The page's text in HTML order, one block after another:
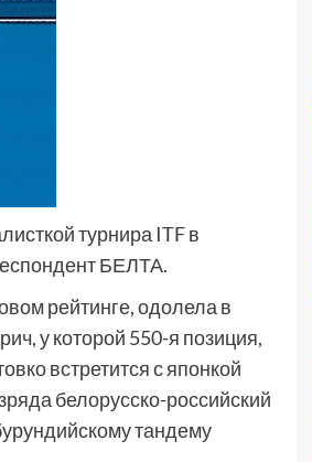
турнира ITF в
БЕЛТА.
рейтинге, одолела в
у которой 550-я позиция,
встретится с японкой
белорусско-российский
тандему